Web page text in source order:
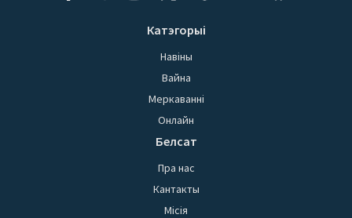
Катэгорыі
Навіны
Вайна
Меркаванні
Онлайн
Белсат
Пра нас
Кантакты
Місія